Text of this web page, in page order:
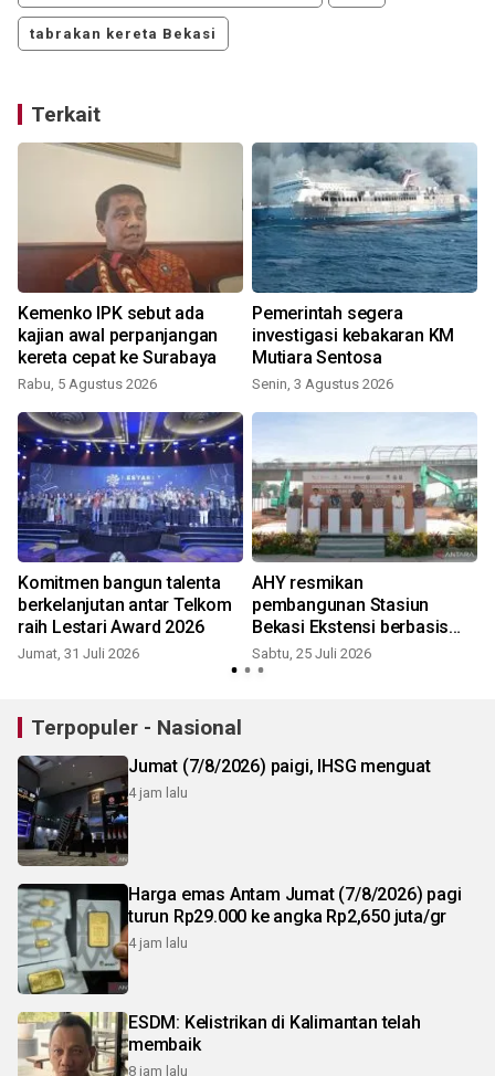
tabrakan kereta Bekasi
Terkait
Kemenko IPK sebut ada
kajian awal perpanjangan
kereta cepat ke Surabaya
Rabu, 5 Agustus 2026
Pemerintah segera
investigasi kebakaran KM
Mutiara Sentosa
Senin, 3 Agustus 2026
Komitmen bangun talenta
berkelanjutan antar Telkom
raih Lestari Award 2026
Jumat, 31 Juli 2026
AHY resmikan
pembangunan Stasiun
Bekasi Ekstensi berbasis
transit
Sabtu, 25 Juli 2026
Terpopuler - Nasional
Jumat (7/8/2026) paigi, IHSG menguat
4 jam lalu
Harga emas Antam Jumat (7/8/2026) pagi
turun Rp29.000 ke angka Rp2,650 juta/gr
4 jam lalu
ESDM: Kelistrikan di Kalimantan telah
membaik
8 jam lalu